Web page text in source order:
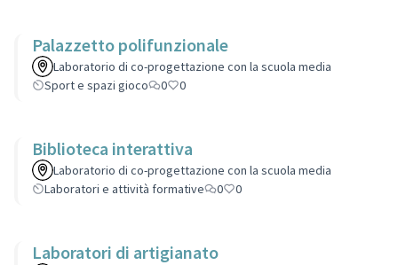
Palazzetto polifunzionale
Laboratorio di co-progettazione con la scuola media
Sport e spazi gioco
0 0
Biblioteca interattiva
Laboratorio di co-progettazione con la scuola media
Laboratori e attività formative
0 0
Laboratori di artigianato